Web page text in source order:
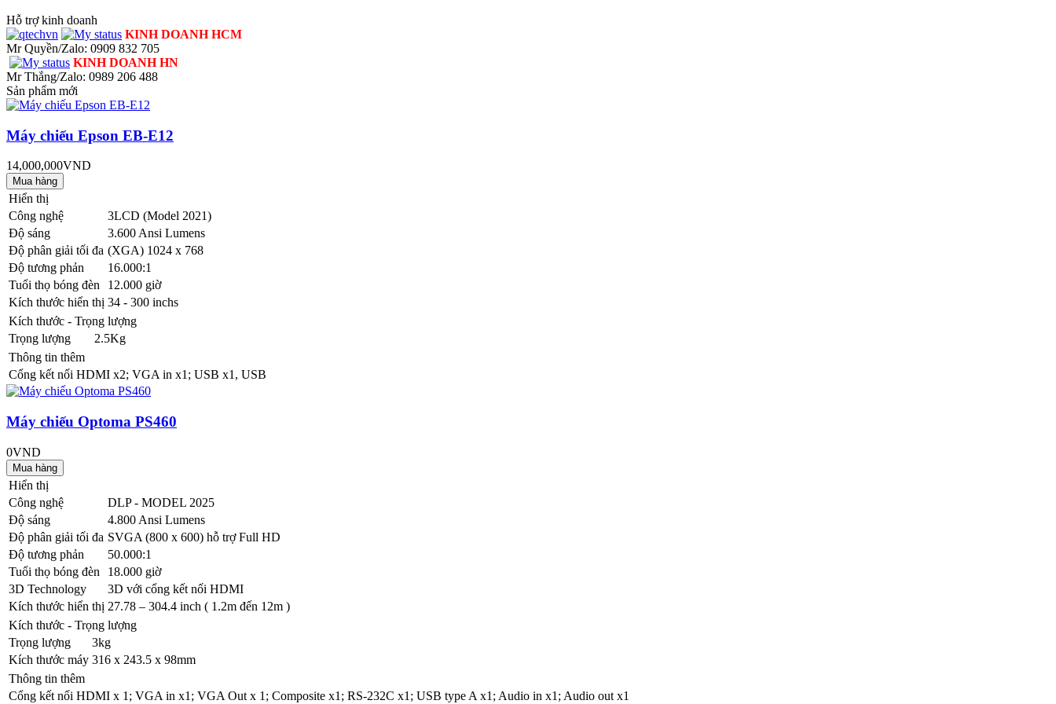
Hỗ trợ kinh doanh
KINH DOANH HCM
Mr Quyền/Zalo: 0909 832 705
KINH DOANH HN
Mr Thắng/Zalo: 0989 206 488
Sản phẩm mới
Máy chiếu Epson EB-E12
14,000,000VND
Hiển thị
Công nghệ
3LCD (Model 2021)
Độ sáng
3.600 Ansi Lumens
Độ phân giải tối đa (XGA) 1024 x 768
Độ tương phản
16.000:1
Tuổi thọ bóng đèn
12.000 giờ
Kích thước hiển thị 34 - 300 inchs
Kích thước - Trọng lượng
Trọng lượng
2.5Kg
Thông tin thêm
Cổng kết nối HDMI x2; VGA in x1; USB x1, USB
Máy chiếu Optoma PS460
0VND
Hiển thị
Công nghệ
DLP - MODEL 2025
Độ sáng
4.800 Ansi Lumens
Độ phân giải tối đa SVGA (800 x 600) hỗ trợ Full HD
Độ tương phản
50.000:1
Tuổi thọ bóng đèn
18.000 giờ
3D Technology
3D với cổng kết nối HDMI
Kích thước hiển thị 27.78 – 304.4 inch ( 1.2m đến 12m )
Kích thước - Trọng lượng
Trọng lượng
3kg
Kích thước máy 316 x 243.5 x 98mm
Thông tin thêm
Cổng kết nối HDMI x 1; VGA in x1; VGA Out x 1; Composite x1; RS-232C x1; USB type A x1; Audio in x1; Audio out x1